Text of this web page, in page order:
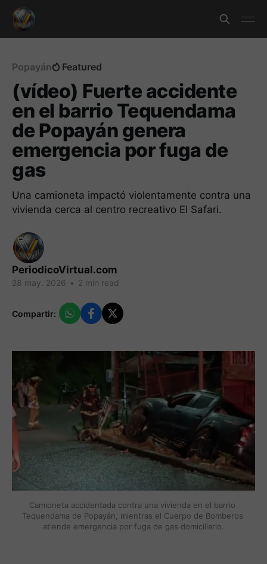
Popayán Featured
(vídeo) Fuerte accidente
en el barrio Tequendama
de Popayán genera
emergencia por fuga de
gas
Una camioneta impactó violentamente contra una
vivienda cerca al centro recreativo El Safari.
PeriodicoVirtual.com
28 may. 2026 • 2 min read
Compartir:
Camioneta accidentada contra una vivienda en el barrio
Tequendama de Popayán, mientras el Cuerpo de Bomberos
atiende emergencia por fuga de gas domiciliario.